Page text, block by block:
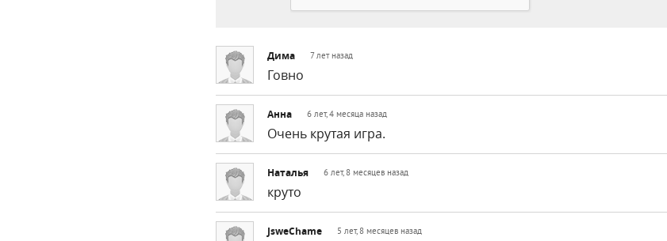
Дима 7 лет назад
Говно
Анна 6 лет, 4 месяца назад
Очень крутая игра.
Наталья 6 лет, 8 месяцев назад
круто
JsweChame 5 лет, 8 месяцев назад